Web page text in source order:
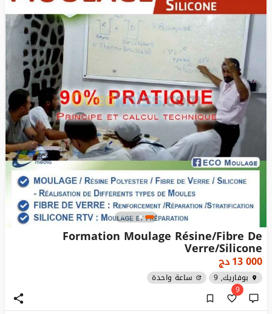
Formation Moulage Résine/Fibre De
Verre/Silicone
13 000دج
بوفاريك, 9
ساعة واحدة
9